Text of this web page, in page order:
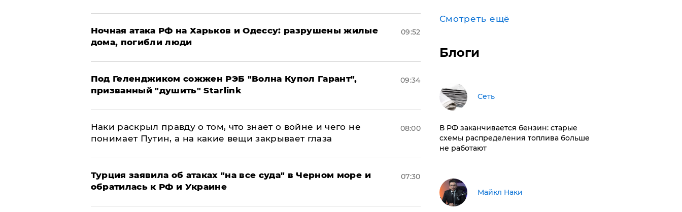
​Ночная атака РФ на Харьков и Одессу: разрушены жилые
дома, погибли люди
09:52
Под Геленджиком сожжен РЭБ "Волна Купол Гарант",
призванный "душить" Starlink
09:34
Наки раскрыл правду о том, что знает о войне и чего не
понимает Путин, а на какие вещи закрывает глаза
08:00
Турция заявила об атаках "на все суда" в Черном море и
обратилась к РФ и Украине
07:30
Смотреть ещё
Блоги
Сеть
​В РФ заканчивается бензин: старые
схемы распределения топлива больше
не работают
Майкл Наки